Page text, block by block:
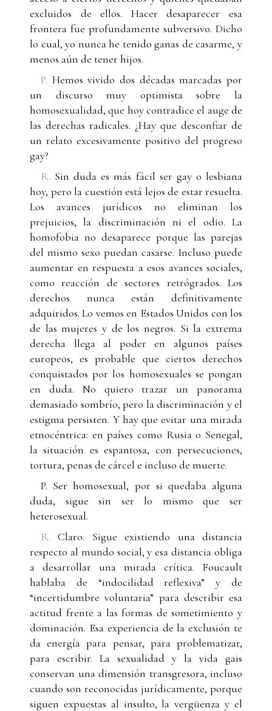
excluidos de ellos. Hacer desaparecer esa
frontera fue profundamente subversivo. Dicho
lo cual, yo nunca he tenido ganas de casarme, y
menos aún de tener hijos.
P. Hemos vivido dos décadas marcadas por
un discurso muy optimista sobre la
homosexualidad, que hoy contradice el auge de
las derechas radicales. ¿Hay que desconfiar de
un relato excesivamente positivo del progreso
gay?
R. Sin duda es más fácil ser gay o lesbiana
hoy, pero la cuestión está lejos de estar resuelta.
Los avances jurídicos no eliminan los
prejuicios, la discriminación ni el odio. La
homofobia no desaparece porque las parejas
del mismo sexo puedan casarse. Incluso puede
aumentar en respuesta a esos avances sociales,
como reacción de sectores retrógrados. Los
derechos nunca están definitivamente
adquiridos. Lo vemos en Estados Unidos con los
de las mujeres y de los negros. Si la extrema
derecha llega al poder en algunos países
europeos, es probable que ciertos derechos
conquistados por los homosexuales se pongan
en duda. No quiero trazar un panorama
demasiado sombrío, pero la discriminación y el
estigma persisten. Y hay que evitar una mirada
etnocéntrica: en países como Rusia o Senegal,
la situación es espantosa, con persecuciones,
tortura, penas de cárcel e incluso de muerte.
P. Ser homosexual, por si quedaba alguna
duda, sigue sin ser lo mismo que ser
heterosexual.
R. Claro. Sigue existiendo una distancia
respecto al mundo social, y esa distancia obliga
a desarrollar una mirada crítica. Foucault
hablaba de “indocilidad reflexiva” y de
“incertidumbre voluntaria” para describir esa
actitud frente a las formas de sometimiento y
dominación. Esa experiencia de la exclusión te
da energía para pensar, para problematizar,
para escribir. La sexualidad y la vida gais
conservan una dimensión transgresora, incluso
cuando son reconocidas jurídicamente, porque
siguen expuestas al insulto, la vergüenza y el